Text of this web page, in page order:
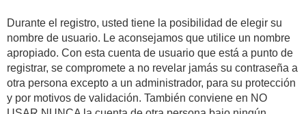
Durante el registro, usted tiene la posibilidad de elegir su
nombre de usuario. Le aconsejamos que utilice un nombre
apropiado. Con esta cuenta de usuario que está a punto de
registrar, se compromete a no revelar jamás su contraseña a
otra persona excepto a un administrador, para su protección
y por motivos de validación. También conviene en NO